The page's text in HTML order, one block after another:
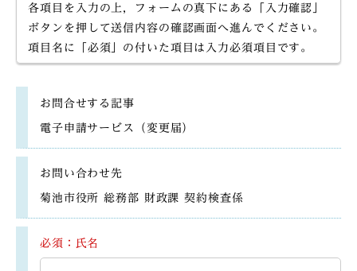
各項目を入力の上，フォームの真下にある「入力確認」
ボタンを押して送信内容の確認画面へ進んでください。
項目名に「必須」の付いた項目は入力必須項目です。
お問合せする記事
電子申請サービス（変更届）
お問い合わせ先
菊池市役所 総務部 財政課 契約検査係
必須：氏名